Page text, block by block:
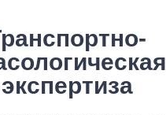
экспертиза